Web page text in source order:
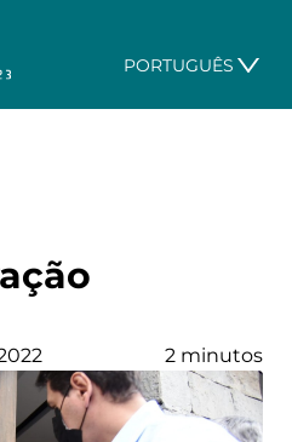
PORTUGUÊS
2 minutos